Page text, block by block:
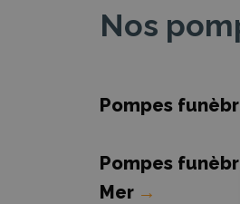
Nos
Pompes
Pompes
Mer →